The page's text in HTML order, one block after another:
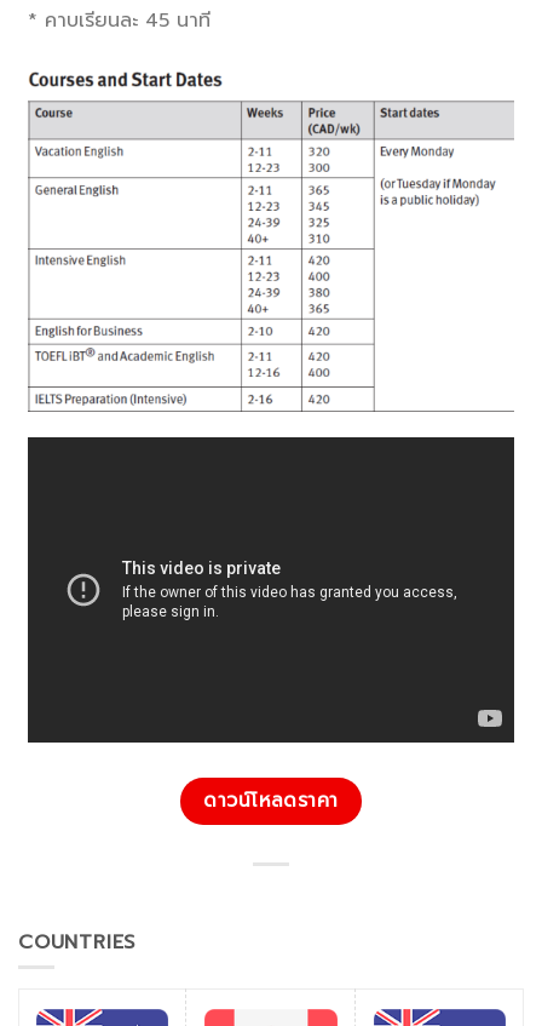
* คาบเรียนละ 45 นาที
ดาวน์โหลดราคา
COUNTRIES